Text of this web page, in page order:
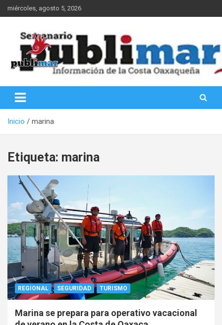
Saltar
al
miércoles, agosto 5, 2026
PubliMar
Inicio marina
Etiqueta: marina
REGIONAL SEGURIDAD TURISMO
Marina se prepara para operativo vacacional